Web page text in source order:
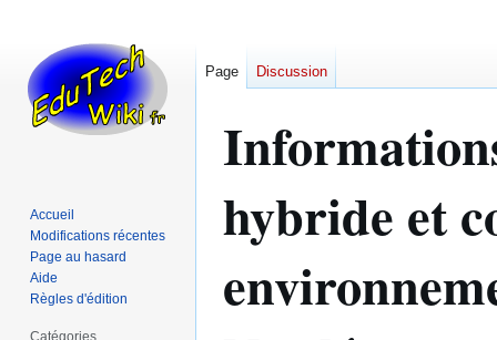
hybride et
Page Discussion
Accueil
Modifications récentes
Page au hasard
Aide
Règles d'édition
Catégories